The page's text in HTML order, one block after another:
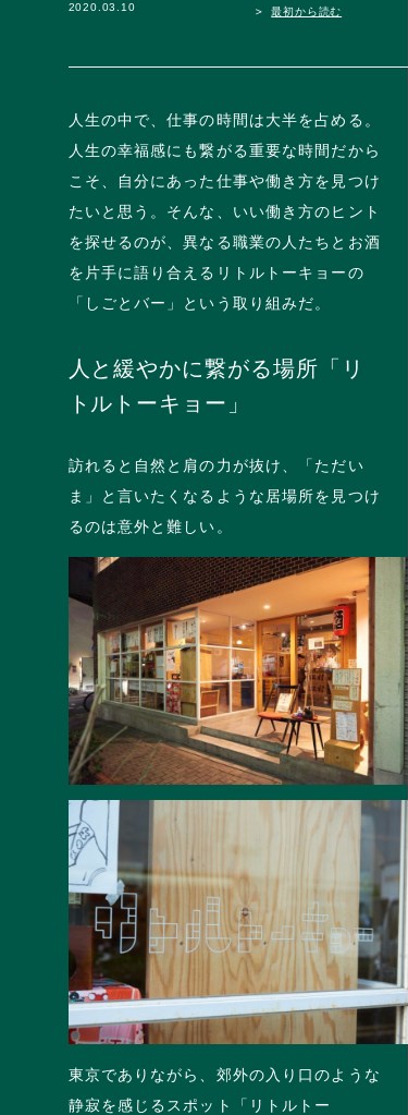
2020.03.10 最初から読む
人生の中で、仕事の時間は大半を占める。
人生の幸福感にも繋がる重要な時間だから
こそ、自分にあった仕事や働き方を見つけ
たいと思う。そんな、いい働き方のヒント
を探せるのが、異なる職業の人たちとお酒
を片手に語り合えるリトルトーキョーの
「しごとバー」という取り組みだ。
人と緩やかに繋がる場所「リ
トルトーキョー」
訪れると自然と肩の力が抜け、「ただい
ま」と言いたくなるような居場所を見つけ
るのは意外と難しい。
東京でありながら、郊外の入り口のような
静寂を感じるスポット「リトルトー